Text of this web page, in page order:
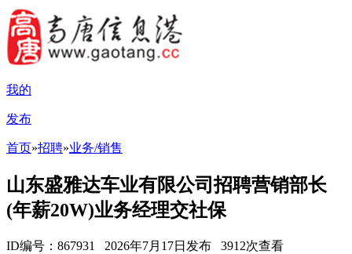
我的
发布
首页»招聘»业务/销售
山东盛雅达车业有限公司招聘营销部长
(年薪20W)业务经理交社保
ID编号：867931 2026年7月17日发布 3912次查看